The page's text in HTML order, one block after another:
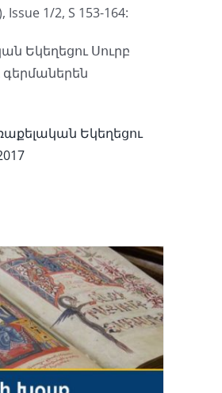
1/2, S 153-164:
Եկեղեցու Սուրբ
Եկեղեցու